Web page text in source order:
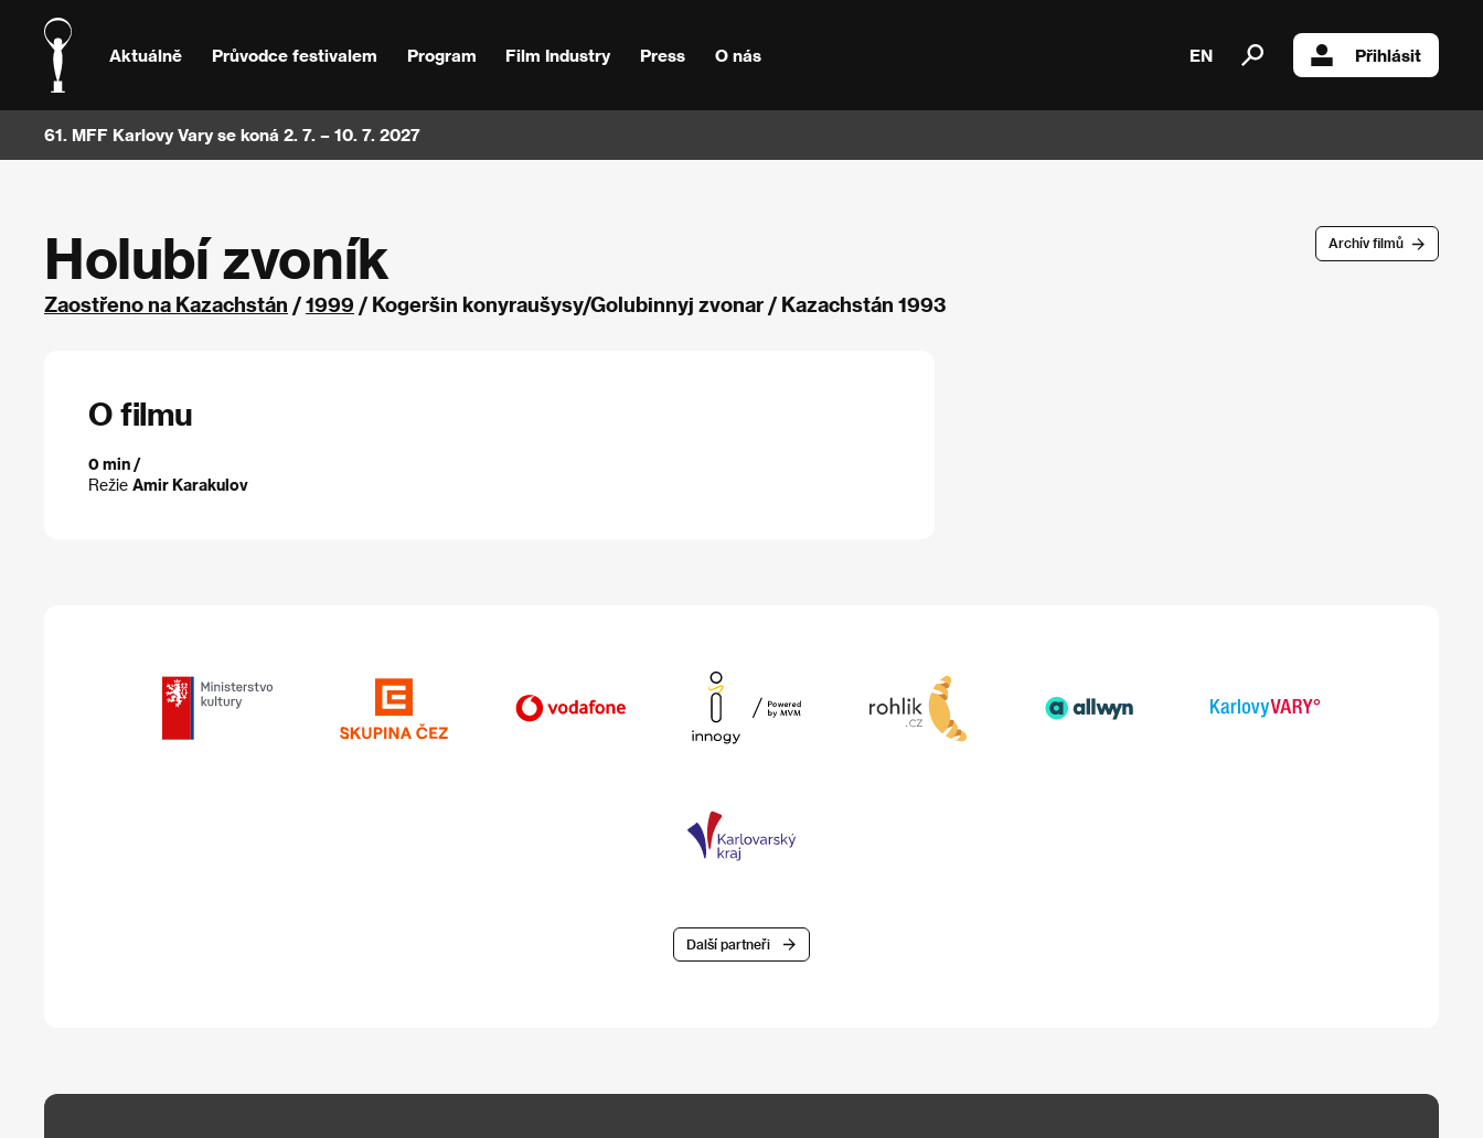
Aktuálně Průvodce festivalem Program Film Industry Press O nás EN Přihlásit
61. MFF Karlovy Vary se koná 2. 7. – 10. 7. 2027
Archív filmů
Holubí zvoník
Zaostřeno na Kazachstán /1999 / Kogeršin konyraušysy/Golubinnyj zvonar / Kazachstán 1993
O filmu
0 min /
Režie Amir Karakulov
Další partneři